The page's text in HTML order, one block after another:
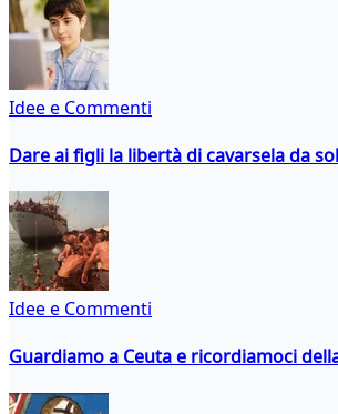
Idee e Commenti
Dare ai figli la libertà di cavarsela da
Idee e Commenti
Guardiamo a Ceuta e ricordiamoci